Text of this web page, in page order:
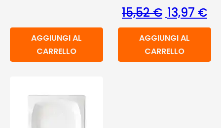
AGGIUNGI AL
CARRELLO
15,52€ Il prezzo
13,97 €Il
AGGIUNGI AL
CARRELLO